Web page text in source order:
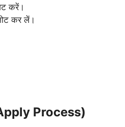
करें।
कर लें।
Process)